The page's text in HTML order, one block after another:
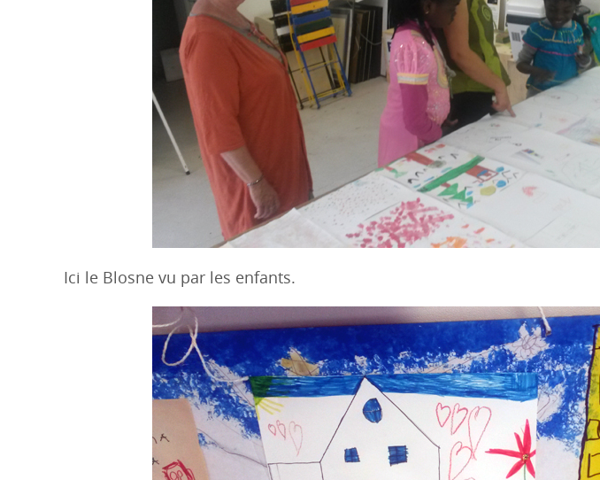
Ici le Blosne vu par les enfants.